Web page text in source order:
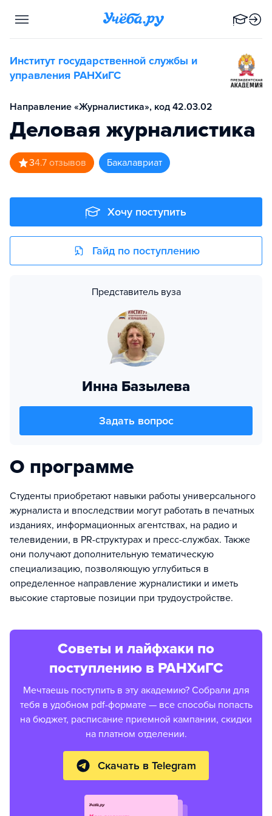
Институт государственной службы и
управления РАНХиГС
Направление «Журналистика», код 42.03.02
Деловая журналистика
34.7 отзывов бакалавриат
Хочу поступить
Гайд по поступлению
Представитель вуза
Инна Базылева
Задать вопрос
О программе
Студенты приобретают навыки работы универсального
журналиста и впоследствии могут работать в печатных
изданиях, информационных агентствах, на радио и
телевидении, в PR-структурах и пресс-службах. Также
они получают дополнительную тематическую
специализацию, позволяющую углубиться в
определенное направление журналистики и иметь
высокие стартовые позиции при трудоустройстве.
Советы и лайфхаки по
поступлению в РАНХиГС
Мечтаешь поступить в эту академию? Собрали для
тебя в удобном pdf-формате — все способы попасть
на бюджет, расписание приемной кампании, скидки
на платном отделении.
Скачать в Telegram